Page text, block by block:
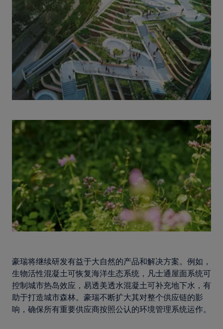
豪瑞将继续研发有益于大自然的产品和解决方案。例如，
生物活性混凝土可恢复海洋生态系统，凡士通屋面系统可
控制城市热岛效应，易透美透水混凝土可补充地下水，有
助于打造城市森林。豪瑞不断扩大其对整个供应链的影
响，确保所有重要供应商按照公认的环境管理系统运作。